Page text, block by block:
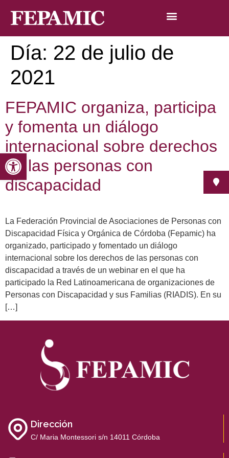
Abrir barra de herramientas
Día: 22 de julio de
2021
FEPAMIC organiza, participa
y fomenta un diálogo
internacional sobre derechos
de las personas con
discapacidad
La Federación Provincial de Asociaciones de Personas con
Discapacidad Física y Orgánica de Córdoba (Fepamic) ha
organizado, participado y fomentado un diálogo
internacional sobre los derechos de las personas con
discapacidad a través de un webinar en el que ha
participado la Red Latinoamericana de organizaciones de
Personas con Discapacidad y sus Familias (RIADIS). En su
[…]
Dirección
C/ Maria Montessori s/n 14011 Córdoba